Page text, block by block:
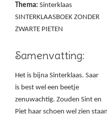
Thema: Sinterklaas
SINTERKLAASBOEK ZONDER
ZWARTE PIETEN
Samenvatting:
Het is bijna Sinterklaas. Saar
is best wel een beetje
zenuwachtig. Zouden Sint en
Piet haar schoen wel zien